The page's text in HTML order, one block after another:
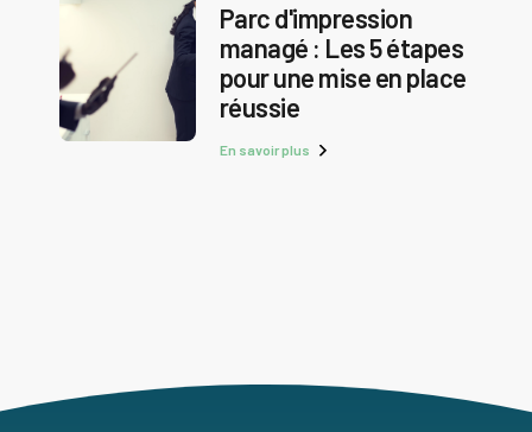
Parc d'impression
managé : Les 5 étapes
pour une mise en place
réussie
En savoir plus